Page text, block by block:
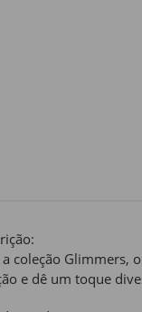
a coleção Glimmers,
e dê um toque